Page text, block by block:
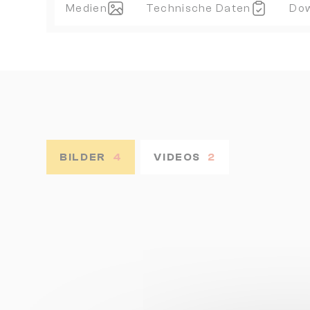
Medien Technische Daten
BILDER 4 VIDEOS 2